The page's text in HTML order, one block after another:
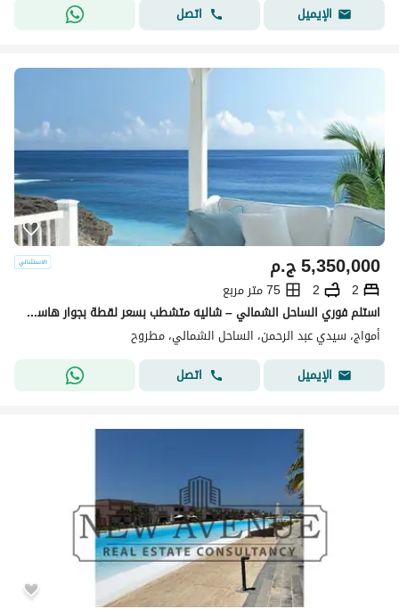
الإيميل
اتصل
ج.م5,350,000
2
2
75 متر مربع
استلم فوري الساحل الشمالي – شاليه متشطب بسعر لقطة بجوار هاسيندا
أمواج، سيدي عبد الرحمن، الساحل الشمالي، مطروح
الإيميل
اتصل